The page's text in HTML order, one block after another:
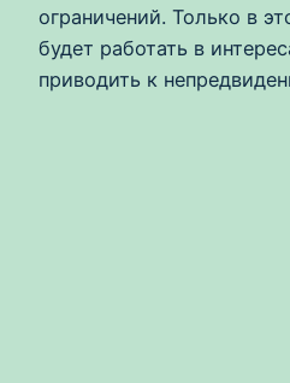
ограничений. Только в
будет работать в
приводить к